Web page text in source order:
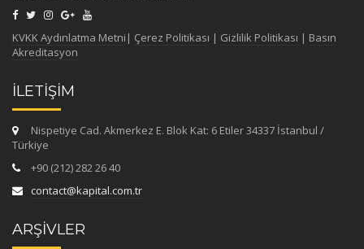
KVKK Aydınlatma Metni | Çerez Politikası | Gizlilik Politikası | Basın
Akreditasyon
İLETİŞİM
Nispetiye Cad. Akmerkez E. Blok Kat: 6 Etiler 34337 İstanbul /
Türkiye
+90 (212) 282 26 40
contact@kapital.com.tr
ARŞİVLER